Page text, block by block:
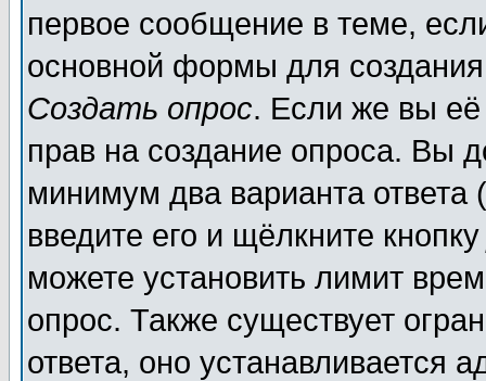
первое сообщение в теме,
основной формы для
Создать опрос. Если же вы её
прав на создание опроса. Вы
минимум два варианта ответа
введите его и щёлкните
можете установить лимит
опрос. Также существует
ответа, оно устанавливается